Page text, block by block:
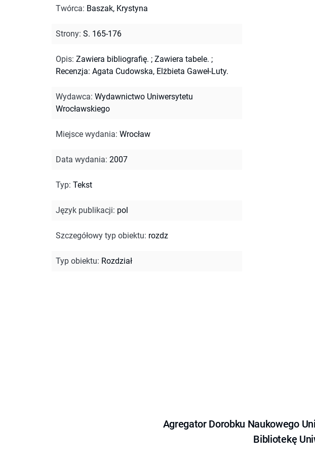
Twórca: Baszak, Krystyna
Strony: S. 165-176
Opis: Zawiera bibliografię. ; Zawiera tabele. ;
Recenzja: Agata Cudowska, Elżbieta Gaweł-Luty.
Wydawca: Wydawnictwo Uniwersytetu
Wrocławskiego
Miejsce wydania: Wrocław
Data wydania: 2007
Typ: Tekst
Język publikacji: pol
Szczegółowy typ obiektu: rozdz
Typ obiektu: Rozdział
Agregator Dorobku Naukowego
Bibliotekę